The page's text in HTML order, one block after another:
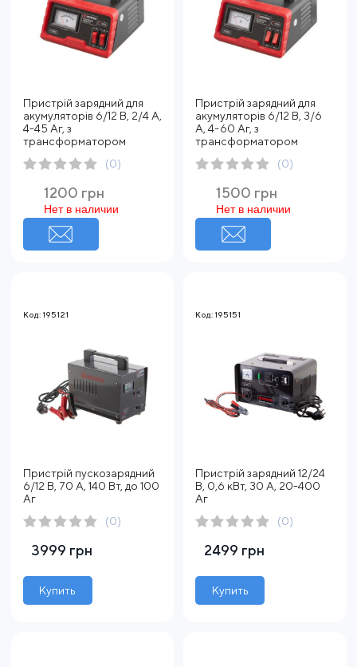
Пристрій зарядний для
акумуляторів 6/12 В, 2/4 А,
4-45 Аг, з
трансформатором
(0)
1200 грн
Нет в наличии
Пристрій зарядний для
акумуляторів 6/12 В, 3/6
А, 4-60 Аг, з
трансформатором
(0)
1500 грн
Нет в наличии
Код: 195121
Пристрій пускозарядний
6/12 В, 70 А, 140 Вт, до 100
Аг
(0)
3999 грн
Купить
Код: 195151
Пристрій зарядний 12/24
В, 0,6 кВт, 30 А, 20-400
Аг
(0)
2499 грн
Купить